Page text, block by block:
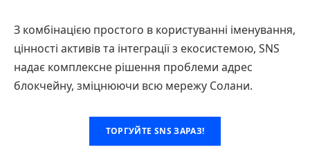
З комбінацією простого в користуванні іменування,
цінності активів та інтеграції з екосистемою, SNS
надає комплексне рішення проблеми адрес
блокчейну, зміцнюючи всю мережу Солани.
ТОРГУЙТЕ SNS ЗАРАЗ!